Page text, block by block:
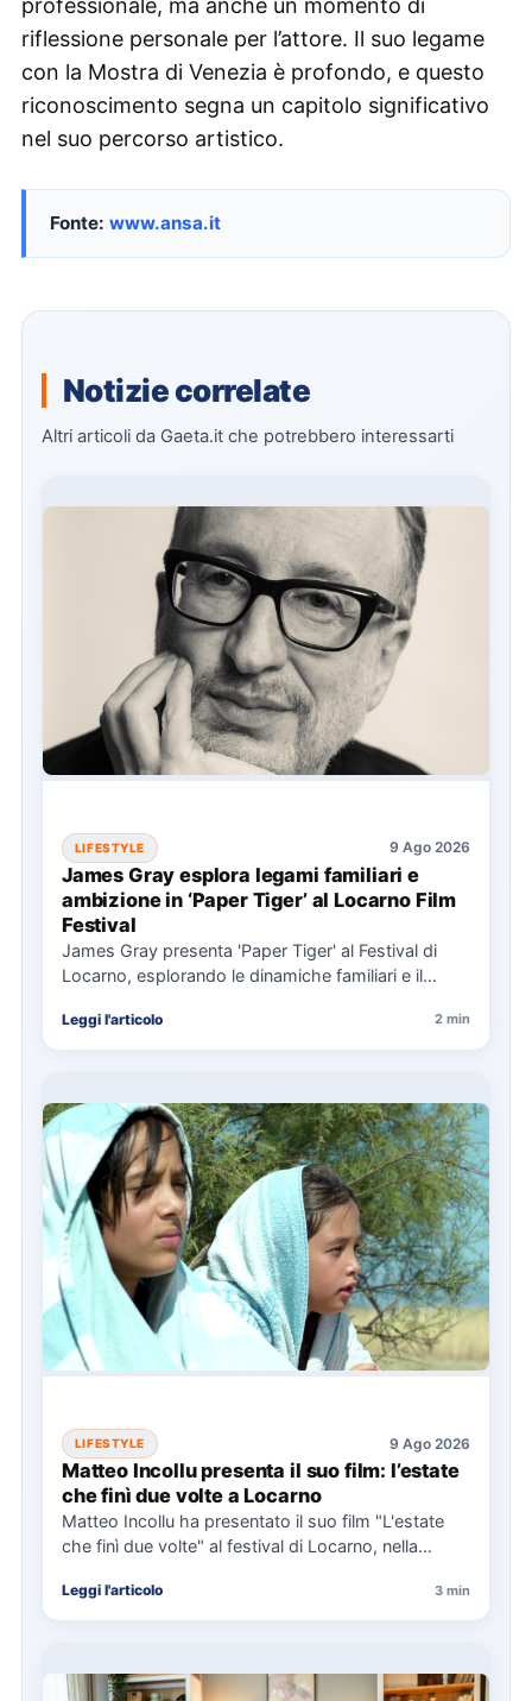
professionale, ma anche un momento di
riflessione personale per l’attore. Il suo legame
con la Mostra di Venezia è profondo, e questo
riconoscimento segna un capitolo significativo
nel suo percorso artistico.
Fonte: www.ansa.it
Notizie correlate
Altri articoli da Gaeta.it che potrebbero interessarti
LIFESTYLE 9 Ago 2026
James Gray esplora legami familiari e
ambizione in ‘Paper Tiger’ al Locarno Film
Festival
James Gray presenta 'Paper Tiger' al Festival di
Locarno, esplorando le dinamiche familiari e il
Leggi l'articolo 2 min
LIFESTYLE 9 Ago 2026
Matteo Incollu presenta il suo film: l’estate
che finì due volte a Locarno
Matteo Incollu ha presentato il suo film "L'estate
che finì due volte" al festival di Locarno, nella
Leggi l'articolo 3 min